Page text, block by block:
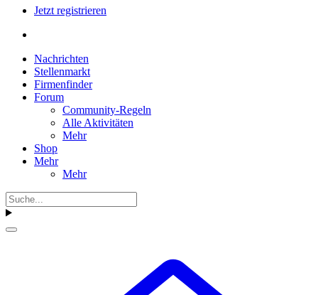
Jetzt registrieren
Nachrichten
Stellenmarkt
Firmenfinder
Forum
Community-Regeln
Alle Aktivitäten
Mehr
Shop
Mehr
Mehr